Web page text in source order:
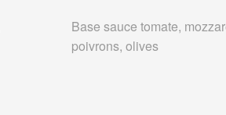
Base sauce tomate,
poivrons, olives